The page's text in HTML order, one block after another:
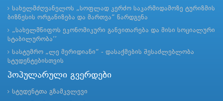
სახელმძღვანელოს „სოფლად კერძო საკარმიდამოზე ტურიზმის
ბიზნესის ორგანიზება და მართვა“ წარდგენა
„სახელმწიფოს ეკონომიკური განვითარება და მისი სოციალური
სტაბილურობა’’
სასტუმრო „ლე მერიდიანი“ - დასაქმების შესაძლებლობა
სტუდენტებისთვის
პოპულარული გვერდები
სტუდენტთა გზამკვლევი